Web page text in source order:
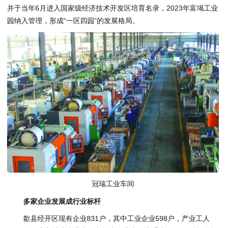
并于当年6月进入国家级经济技术开发区培育名录，2023年富堨工业
园纳入管理，形成“一区四园”的发展格局。
冠瑞工业车间
多家企业发展成行业标杆
歙县经开区现有企业831户，其中工业企业598户，产业工人